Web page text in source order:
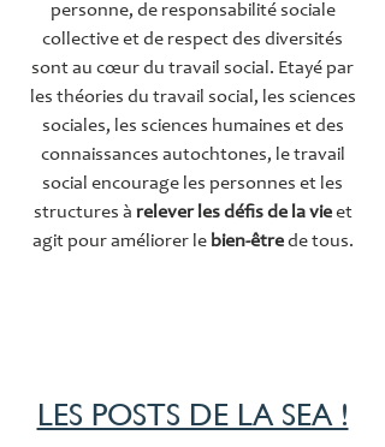
personne, de responsabilité sociale
collective et de respect des diversités
sont au cœur du travail social. Etayé par
les théories du travail social, les sciences
sociales, les sciences humaines et des
connaissances autochtones, le travail
social encourage les personnes et les
structures à relever les défis de la vieet
agit pour améliorer le bien-êtrede tous.
LES POSTS DE LA SEA !